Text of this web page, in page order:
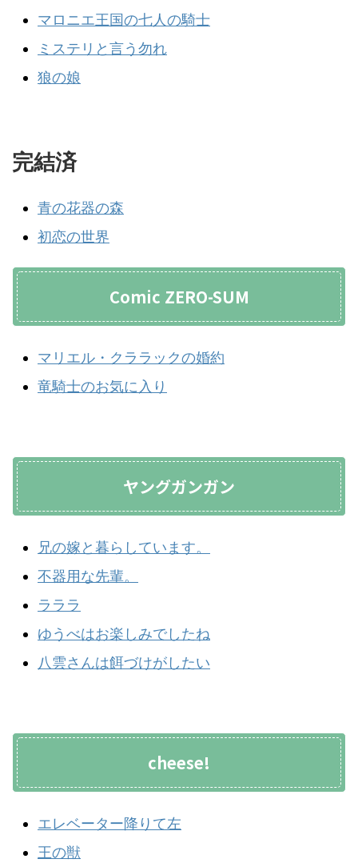
マロニエ王国の七人の騎士
ミステリと言う勿れ
狼の娘
完結済
青の花器の森
初恋の世界
Comic ZERO-SUM
マリエル・クララックの婚約
竜騎士のお気に入り
ヤングガンガン
兄の嫁と暮らしています。
不器用な先輩。
ラララ
ゆうべはお楽しみでしたね
八雲さんは餌づけがしたい
cheese!
エレベーター降りて左
王の獣